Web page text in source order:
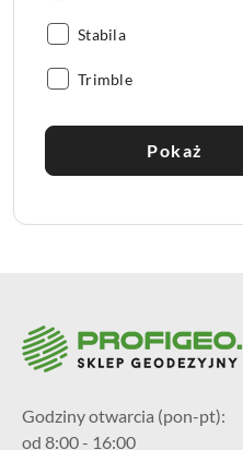
Producent:
Stabila
Producent:
Trimble
Pokaż
Godziny otwarcia (pon-pt):
od 8:00 - 16:00